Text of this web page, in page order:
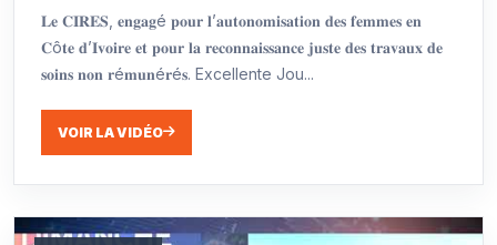
𝐋𝐞 𝐂𝐈𝐑𝐄𝐒, 𝐞𝐧𝐠𝐚𝐠é 𝐩𝐨𝐮𝐫 𝐥’𝐚𝐮𝐭𝐨𝐧𝐨𝐦𝐢𝐬𝐚𝐭𝐢𝐨𝐧 𝐝𝐞𝐬 𝐟𝐞𝐦𝐦𝐞𝐬 𝐞𝐧
𝐂ô𝐭𝐞 𝐝’𝐈𝐯𝐨𝐢𝐫𝐞 𝐞𝐭 𝐩𝐨𝐮𝐫 𝐥𝐚 𝐫𝐞𝐜𝐨𝐧𝐧𝐚𝐢𝐬𝐬𝐚𝐧𝐜𝐞 𝐣𝐮𝐬𝐭𝐞 𝐝𝐞𝐬 𝐭𝐫𝐚𝐯𝐚𝐮𝐱 𝐝𝐞
𝐬𝐨𝐢𝐧𝐬 𝐧𝐨𝐧 𝐫é𝐦𝐮𝐧é𝐫é𝐬. Excellente Jou...
VOIR LA VIDÉO